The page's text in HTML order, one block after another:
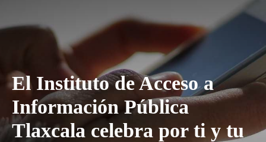
El Instituto de Acceso a
Información Pública
Tlaxcala celebra por ti y tu